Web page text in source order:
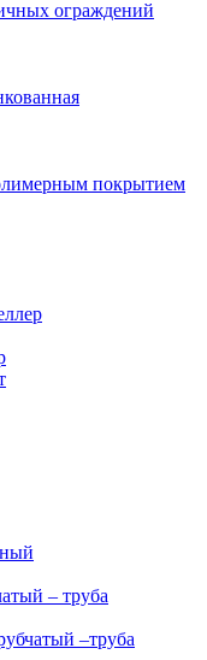
ограждений
покрытием
– труба
–труба